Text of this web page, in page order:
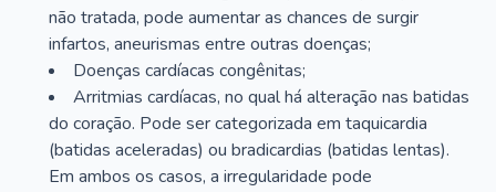
não tratada, pode aumentar as chances de surgir
infartos, aneurismas entre outras doenças;
Doenças cardíacas congênitas;
Arritmias cardíacas, no qual há alteração nas batidas
do coração. Pode ser categorizada em taquicardia
(batidas aceleradas) ou bradicardias (batidas lentas).
Em ambos os casos, a irregularidade pode